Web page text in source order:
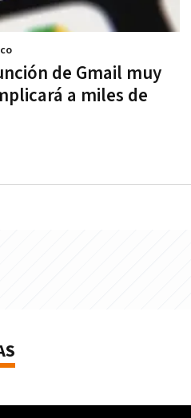
de Gmail muy
a miles de